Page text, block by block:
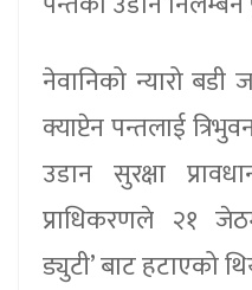
नेवानिको न्यारो बडी
क्याप्टेन पन्तलाई
उडान सुरक्षा
प्राधिकरणले २१
ड्युटी’ बाट हटाएको